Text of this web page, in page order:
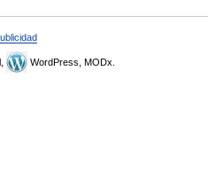
WordPress, MODx.